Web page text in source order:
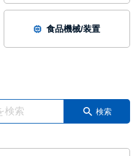
食品機械/装置
検索